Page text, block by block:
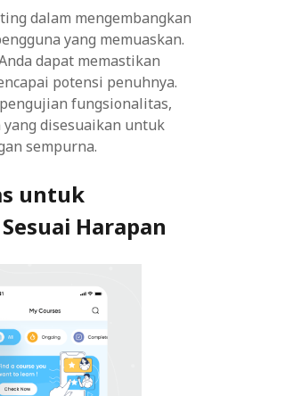
dalam mengembangkan
yang memuaskan.
dapat memastikan
potensi penuhnya.
fungsionalitas,
disesuaikan untuk
sempurna.
untuk
Harapan